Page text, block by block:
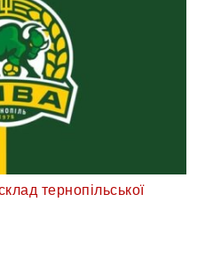
тернопільської